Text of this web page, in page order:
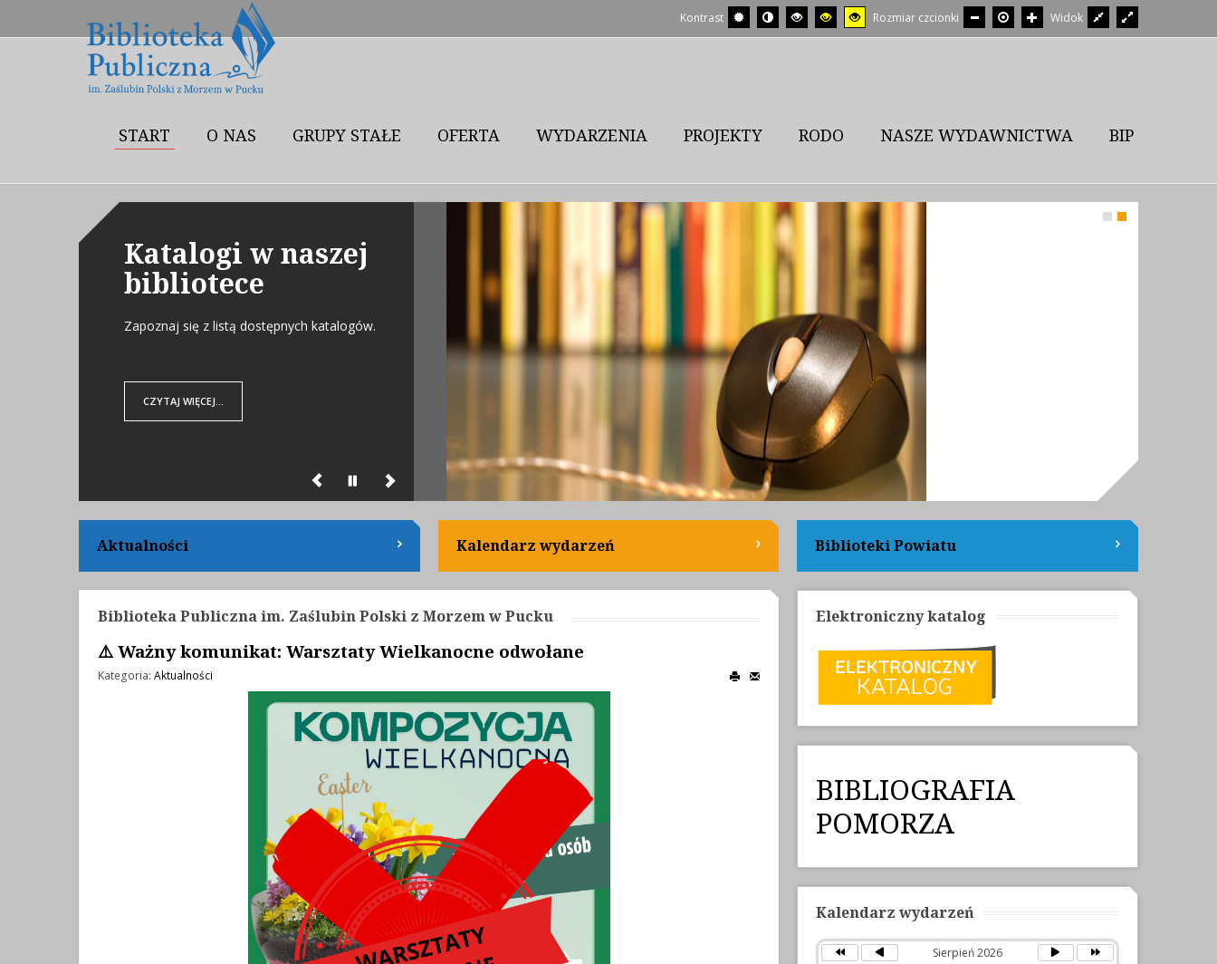
Kontrast Rozmiar czcionki Widok
START O NAS GRUPY STAŁE OFERTA WYDARZENIA PROJEKTY RODO NASZE WYDAWNICTWA BIP
Katalogi w naszej
bibliotece
Zapoznaj się z listą dostępnych katalogów.
CZYTAJ WIĘCEJ...
Aktualności Kalendarz wydarzeń Biblioteki Powiatu
Biblioteka Publiczna im. Zaślubin Polski z Morzem w Pucku
⚠️ Ważny komunikat: Warsztaty Wielkanocne odwołane
Kategoria: Aktualności
Elektroniczny katalog
BIBLIOGRAFIA
POMORZA
Kalendarz wydarzeń
Sierpień 2026